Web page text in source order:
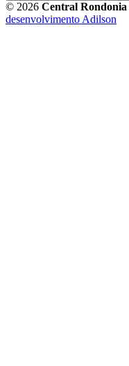
© 2026 Central Rondonia
desenvolvimento Adilson